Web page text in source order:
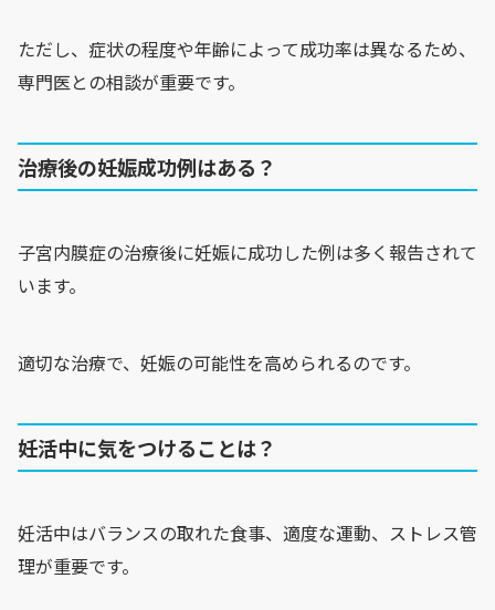
ただし、症状の程度や年齢によって成功率は異なるため、
専門医との相談が重要です。
治療後の妊娠成功例はある？
子宮内膜症の治療後に妊娠に成功した例は多く報告されて
います。
適切な治療で、妊娠の可能性を高められるのです。
妊活中に気をつけることは？
妊活中はバランスの取れた食事、適度な運動、ストレス管
理が重要です。